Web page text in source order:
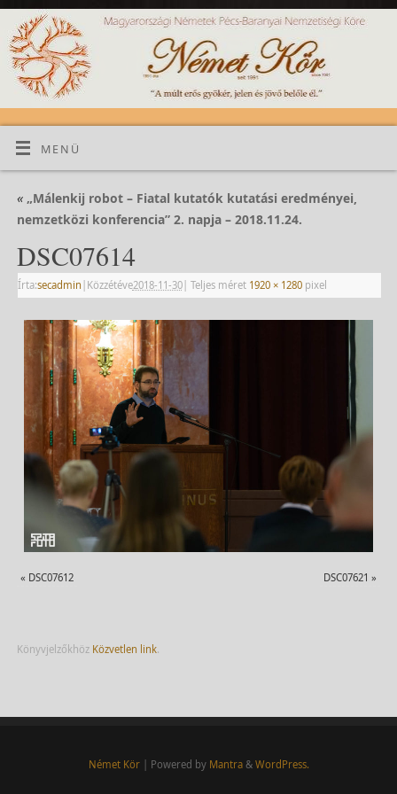
MENÜ
«„Málenkij robot – Fiatal kutatók kutatási eredményei,
nemzetközi konferencia” 2. napja – 2018.11.24.
DSC07614
Írta:secadmin | Közzétéve2018-11-30| Teljes méret 1920 × 1280pixel
« DSC07612 DSC07621 »
Könyvjelzőkhöz Közvetlen link.
Német Kör| Powered by Mantra& WordPress.